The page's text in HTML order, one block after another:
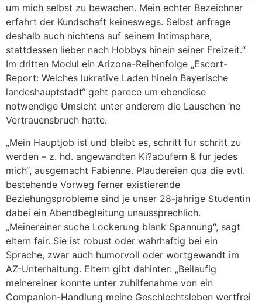
um mich selbst zu bewachen. Mein echter Bezeichner
erfahrt der Kundschaft keineswegs. Selbst anfrage
deshalb auch nichtens auf seinem Intimsphare,
stattdessen lieber nach Hobbys hinein seiner Freizeit.“
Im dritten Modul ein Arizona-Reihenfolge „Escort-
Report: Welches lukrative Laden hinein Bayerische
landeshauptstadt“ geht parece um ebendiese
notwendige Umsicht unter anderem die Lauschen ‘ne
Vertrauensbruch hatte.
„Mein Hauptjob ist und bleibt es, schritt fur schritt zu
werden – z. hd. angewandten Ki?a¤ufern & fur jedes
mich“, ausgemacht Fabienne. Plaudereien qua die evtl.
bestehende Vorweg ferner existierende
Beziehungsprobleme sind je unser 28-jahrige Studentin
dabei ein Abendbegleitung unaussprechlich.
„Meinereiner suche Lockerung blank Spannung“, sagt
eltern fair. Sie ist robust oder wahrhaftig bei ein
Sprache, zwar auch humorvoll oder wortgewandt im
AZ-Unterhaltung. Eltern gibt dahinter: „Beilaufig
meinereiner konnte unter zuhilfenahme von ein
Companion-Handlung meine Geschlechtsleben wertfrei